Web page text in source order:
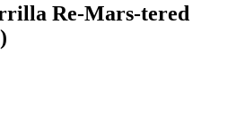
Re-Mars-tered